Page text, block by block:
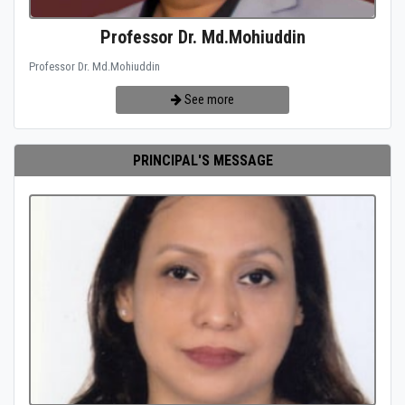
Professor Dr. Md.Mohiuddin
Professor Dr. Md.Mohiuddin
See more
PRINCIPAL'S MESSAGE